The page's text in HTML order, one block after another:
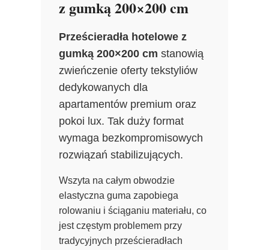
z gumką 200×200 cm
Prześcieradła hotelowe z
gumką 200×200 cm stanowią
zwieńczenie oferty tekstyliów
dedykowanych dla
apartamentów premium oraz
pokoi lux. Tak duży format
wymaga bezkompromisowych
rozwiązań stabilizujących.
Wszyta na całym obwodzie
elastyczna guma zapobiega
rolowaniu i ściąganiu materiału, co
jest częstym problemem przy
tradycyjnych prześcieradłach